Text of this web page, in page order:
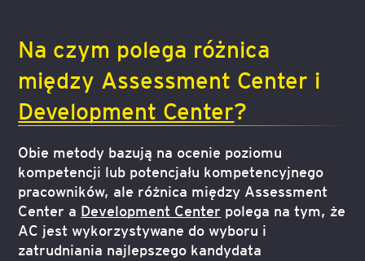
Na czym polega różnica
między Assessment Center i
Development Center?
Obie metody bazują na ocenie poziomu
kompetencji lub potencjału kompetencyjnego
pracowników, ale różnica między Assessment
Center a Development Center polega na tym, że
AC jest wykorzystywane do wyboru i
zatrudniania najlepszego kandydata